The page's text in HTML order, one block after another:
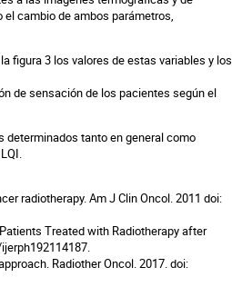
cambio de ambos parámetros,
figura 3 los valores de estas variables y los
de sensación de los pacientes según el
determinados tanto en general como
radiotherapy. Am J Clin Oncol. 2011 doi:
Treated with Radiotherapy after
Radiother Oncol. 2017. doi: